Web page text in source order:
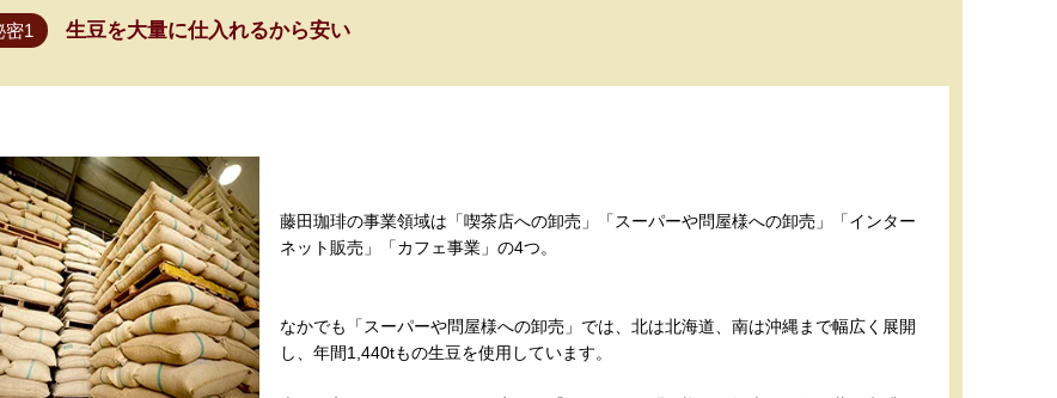
密1 生豆を大量に仕入れるから安い
藤田珈琲の事業領域は「喫茶店への卸売」「スーパーや問屋様への卸売」「インター
ネット販売」「カフェ事業」の4つ。
なかでも「スーパーや問屋様への卸売」では、北は北海道、南は沖縄まで幅広く展開
し、年間1,440tもの生豆を使用しています。